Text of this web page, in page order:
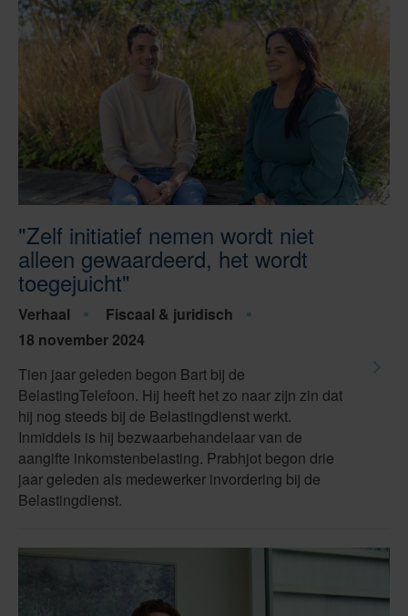
"Zelf initiatief nemen wordt niet
alleen gewaardeerd, het wordt
toegejuicht"
Verhaal
Fiscaal & juridisch
18 november 2024
Tien jaar geleden begon Bart bij de
BelastingTelefoon. Hij heeft het zo naar zijn zin dat
hij nog steeds bij de Belastingdienst werkt.
Inmiddels is hij bezwaarbehandelaar van de
aangifte inkomstenbelasting. Prabhjot begon drie
jaar geleden als medewerker invordering bij de
Belastingdienst.